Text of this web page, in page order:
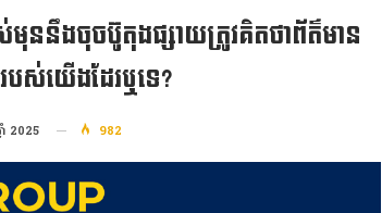
អស់មុននឹងចុចប៊ូតុងផ្សាយត្រូវគិតថាព័ត៌មាន
បស់យើងដែរឬទេ?
ាំ 2025 982